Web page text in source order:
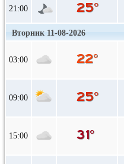
21:00
Вторник 11-08-2026
03:00
09:00
15:00